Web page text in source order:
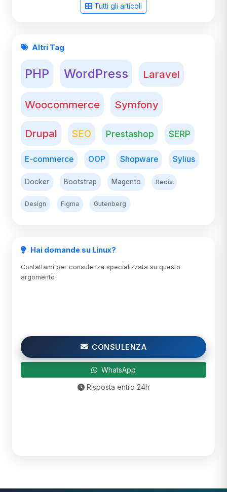
Tutti gli articoli
Altri Tag
PHP WordPress Laravel
Woocommerce Symfony
Drupal SEO Prestashop SERP
E-commerce OOP Shopware Sylius
Docker Bootstrap Magento Redis
Design Figma Gutenberg
Hai domande su Linux?
Contattami per consulenza specializzata su questo
argomento
CONSULENZA
WhatsApp
Risposta entro 24h